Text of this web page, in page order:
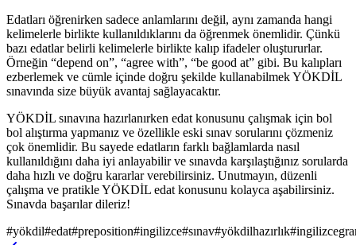
Edatları öğrenirken sadece anlamlarını değil, aynı zamanda hangi
kelimelerle birlikte kullanıldıklarını da öğrenmek önemlidir. Çünkü
bazı edatlar belirli kelimelerle birlikte kalıp ifadeler oluştururlar.
Örneğin “depend on”, “agree with”, “be good at” gibi. Bu kalıpları
ezberlemek ve cümle içinde doğru şekilde kullanabilmek YÖKDİL
sınavında size büyük avantaj sağlayacaktır.
YÖKDİL sınavına hazırlanırken edat konusunu çalışmak için bol
bol alıştırma yapmanız ve özellikle eski sınav sorularını çözmeniz
çok önemlidir. Bu sayede edatların farklı bağlamlarda nasıl
kullanıldığını daha iyi anlayabilir ve sınavda karşılaştığınız sorularda
daha hızlı ve doğru kararlar verebilirsiniz. Unutmayın, düzenli
çalışma ve pratikle YÖKDİL edat konusunu kolayca aşabilirsiniz.
Sınavda başarılar dileriz!
#yökdil#edat#preposition#ingilizce#sınav#yökdilhazırlık#